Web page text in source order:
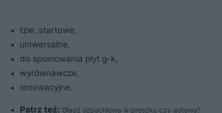
tzw. startowe,
uniwersalne,
do spoinowania płyt g-k,
wyrównawcze,
renowacyjne.
Patrz też: Gładź szpachlowa w proszku czy gotowa?